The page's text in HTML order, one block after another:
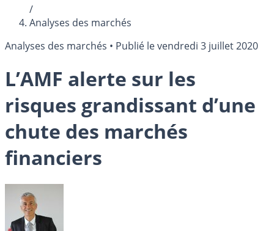
/
Analyses des marchés
Analyses des marchés • Publié levendredi 3 juillet 2020
L’AMF alerte sur les
risques grandissant d’une
chute des marchés
financiers